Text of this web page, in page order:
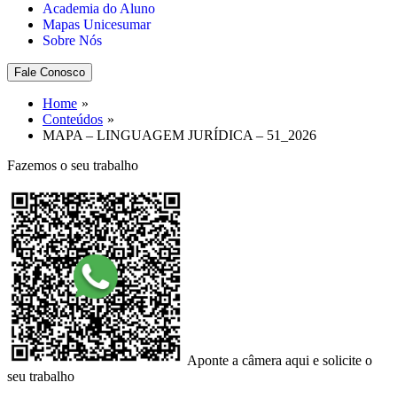
Academia do Aluno
Mapas Unicesumar
Sobre Nós
Fale Conosco
Home
Conteúdos
MAPA – LINGUAGEM JURÍDICA – 51_2026
Fazemos o seu trabalho
Aponte a câmera aqui e solicite o
seu trabalho